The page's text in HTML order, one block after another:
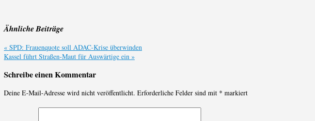
Ähnliche Beiträge
« SPD: Frauenquote soll ADAC-Krise überwinden
Kassel führt Straßen-Maut für Auswärtige ein »
Schreibe einen Kommentar
Deine E-Mail-Adresse wird nicht veröffentlicht. Erforderliche Felder sind mit * markiert